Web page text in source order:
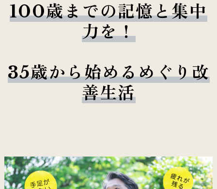
100歳までの記憶と集中
力を！
35歳から始めるめぐり改
善生活